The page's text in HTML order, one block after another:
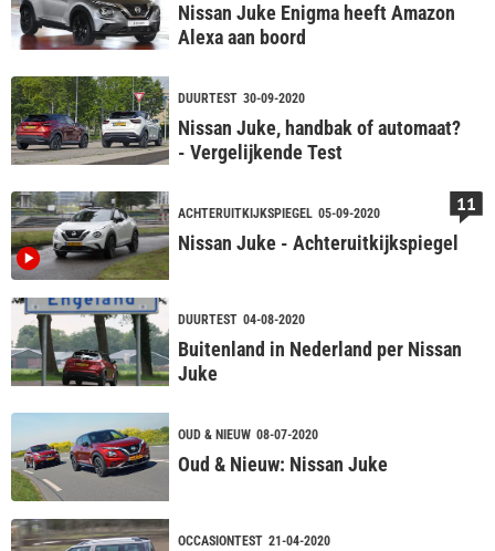
Nissan Juke Enigma heeft Amazon
Alexa aan boord
DUURTEST 30-09-2020
Nissan Juke, handbak of automaat?
- Vergelijkende Test
ACHTERUITKIJKSPIEGEL 05-09-2020
Nissan Juke - Achteruitkijkspiegel
11
DUURTEST 04-08-2020
Buitenland in Nederland per Nissan
Juke
OUD & NIEUW 08-07-2020
Oud & Nieuw: Nissan Juke
OCCASIONTEST 21-04-2020